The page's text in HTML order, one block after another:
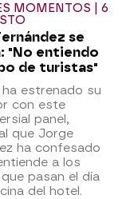
MOMENTOS | 6
se
"No entiendo
de turistas"
estrenado su
con este
panel,
que Jorge
ha confesado
a los
pasan el día
del hotel.